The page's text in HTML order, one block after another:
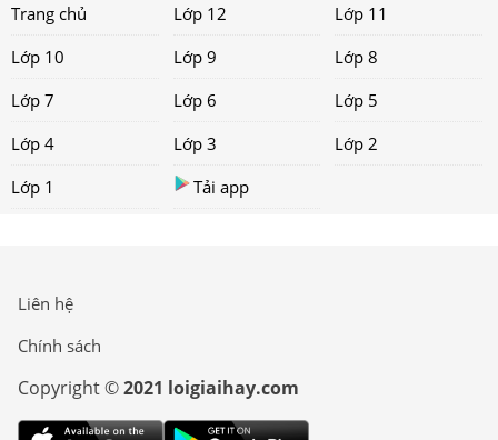
Trang chủ Lớp 12
Lớp 11
Lớp 10
Lớp 9
Lớp 8
Lớp 7
Lớp 6
Lớp 5
Lớp 4
Lớp 3
Lớp 2
Lớp 1
Tải app
Liên hệ
Chính sách
Copyright ©2021 loigiaihay.com